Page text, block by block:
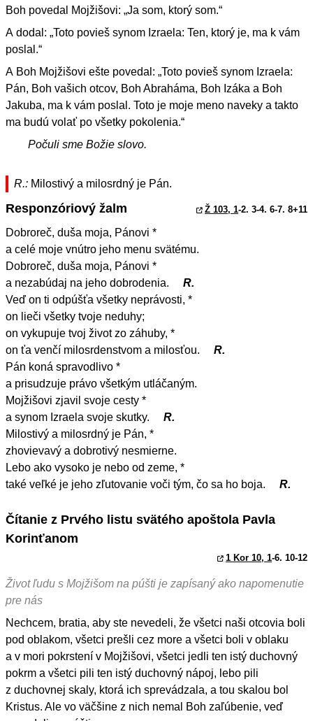
Boh povedal Mojžišovi: „Ja som, ktorý som.“
A dodal: „Toto povieš synom Izraela: Ten, ktorý je, ma k vám
poslal.“
A Boh Mojžišovi ešte povedal: „Toto povieš synom Izraela:
Pán, Boh vašich otcov, Boh Abraháma, Boh Izáka a Boh
Jakuba, ma k vám poslal. Toto je moje meno naveky a takto
ma budú volať po všetky pokolenia.“
Počuli sme Božie slovo.
R.: Milostivý a milosrdný je Pán.
Responzóriový žalm Ž 103, 1-2. 3-4. 6-7. 8+11
Dobroreč, duša moja, Pánovi *
a celé moje vnútro jeho menu svätému.
Dobroreč, duša moja, Pánovi *
a nezabúdaj na jeho dobrodenia.
R.
Veď on ti odpúšťa všetky neprávosti, *
on lieči všetky tvoje neduhy;
on vykupuje tvoj život zo záhuby, *
on ťa venčí milosrdenstvom a milosťou.
R.
Pán koná spravodlivo *
a prisudzuje právo všetkým utláčaným.
Mojžišovi zjavil svoje cesty *
a synom Izraela svoje skutky.
R.
Milostivý a milosrdný je Pán, *
zhovievavý a dobrotivý nesmierne.
Lebo ako vysoko je nebo od zeme, *
také veľké je jeho zľutovanie voči tým, čo sa ho boja.
R.
Čítanie z Prvého listu svätého apoštola Pavla
Korinťanom
1 Kor 10, 1-6. 10-12
Život ľudu s Mojžišom na púšti je zapísaný ako napomenutie
pre nás
Nechcem, bratia, aby ste nevedeli, že všetci naši otcovia boli
pod oblakom, všetci prešli cez more a všetci boli v oblaku
a v mori pokrstení v Mojžišovi, všetci jedli ten istý duchovný
pokrm a všetci pili ten istý duchovný nápoj, lebo pili
z duchovnej skaly, ktorá ich sprevádzala, a tou skalou bol
Kristus. Ale vo väčšine z nich nemal Boh zaľúbenie, veď